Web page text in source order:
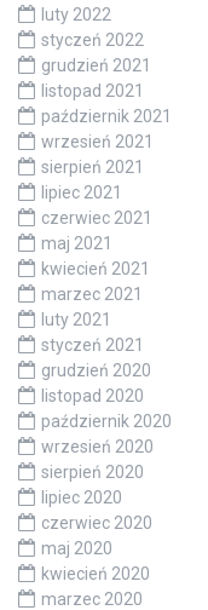
luty 2022
styczeń 2022
grudzień 2021
listopad 2021
październik 2021
wrzesień 2021
sierpień 2021
lipiec 2021
czerwiec 2021
maj 2021
kwiecień 2021
marzec 2021
luty 2021
styczeń 2021
grudzień 2020
listopad 2020
październik 2020
wrzesień 2020
sierpień 2020
lipiec 2020
czerwiec 2020
maj 2020
kwiecień 2020
marzec 2020